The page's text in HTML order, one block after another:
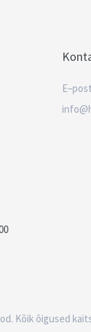
E–post
Kõik õigused